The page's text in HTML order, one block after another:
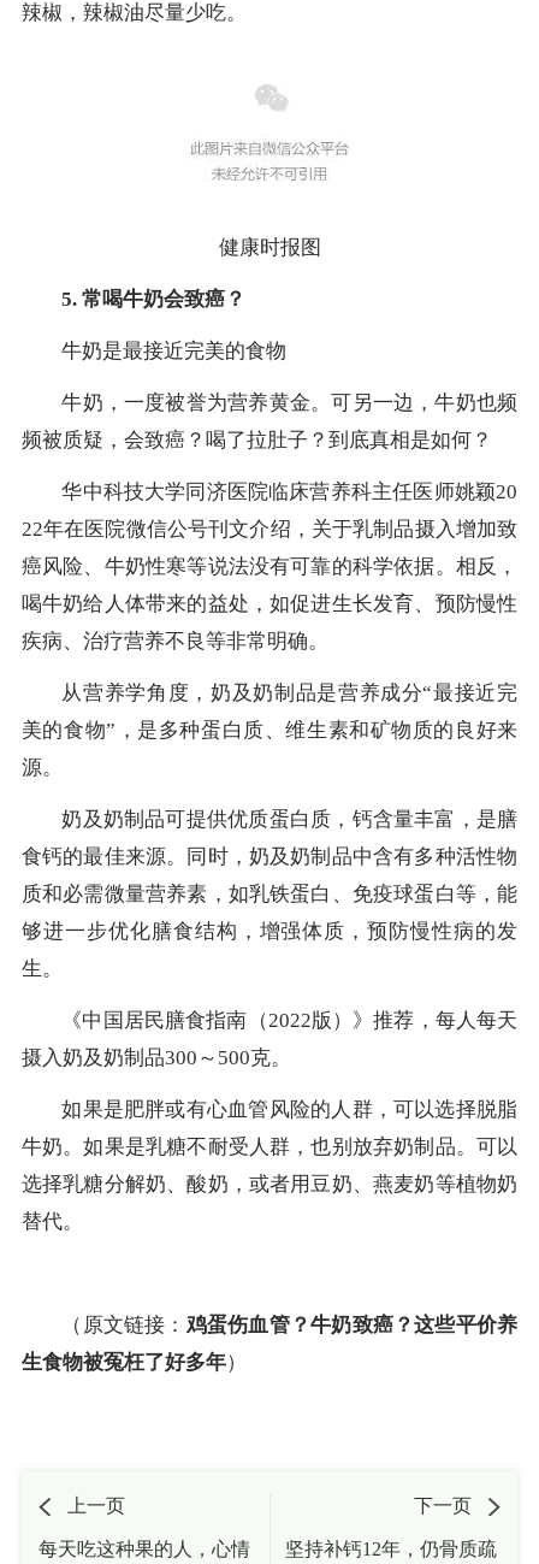
辣椒，辣椒油尽量少吃。
健康时报图
5. 常喝牛奶会致癌？
牛奶是最接近完美的食物
牛奶，一度被誉为营养黄金。可另一边，牛奶也频
频被质疑，会致癌？喝了拉肚子？到底真相是如何？
华中科技大学同济医院临床营养科主任医师姚颖20
22年在医院微信公号刊文介绍，关于乳制品摄入增加致
癌风险、牛奶性寒等说法没有可靠的科学依据。相反，
喝牛奶给人体带来的益处，如促进生长发育、预防慢性
疾病、治疗营养不良等非常明确。
从营养学角度，奶及奶制品是营养成分“最接近完
美的食物”，是多种蛋白质、维生素和矿物质的良好来
源。
奶及奶制品可提供优质蛋白质，钙含量丰富，是膳
食钙的最佳来源。同时，奶及奶制品中含有多种活性物
质和必需微量营养素，如乳铁蛋白、免疫球蛋白等，能
够进一步优化膳食结构，增强体质，预防慢性病的发
生。
《中国居民膳食指南（2022版）》推荐，每人每天
摄入奶及奶制品300～500克。
如果是肥胖或有心血管风险的人群，可以选择脱脂
牛奶。如果是乳糖不耐受人群，也别放弃奶制品。可以
选择乳糖分解奶、酸奶，或者用豆奶、燕麦奶等植物奶
替代。
（原文链接： 鸡蛋伤血管？牛奶致癌？这些平价养
生食物被冤枉了好多年）
上一页
每天吃这种果的人，心情
下一页
坚持补钙12年，仍骨质疏